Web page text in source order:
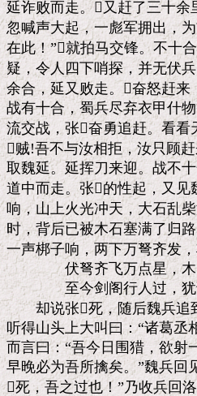
延诈败而走。又赶了三十
忽喊声大起，一彪军拥出，
在此！”就拍马交锋。不十
疑，令人四下哨探，并无伏
余合，延又败走。奋怒赶
战有十合，蜀兵尽弃衣甲什
流交战，张奋勇追赶。看看
贼!吾不与汝相拒，汝只顾
取魏延。延挥刀来迎。战不
道中而走。张的性起，又
响，山上火光冲天，大石乱
时，背后已被木石塞满了归
一声梆子响，两下万弩齐发
伏弩齐飞万点星，木门
至今剑阁行人过，犹说
却说张死，随后魏兵追到
听得山头上大叫曰：“诸葛丞
而言曰：“吾今日围猎，欲射
早晚必为吾所擒矣。”魏兵回
死，吾之过也！”乃收兵回